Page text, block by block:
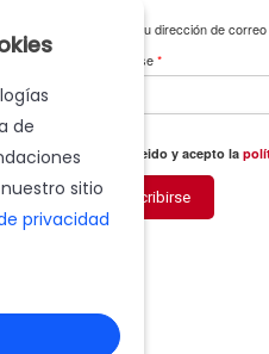
Ingrese su dirección de
suscribirse*
He leido y acepto la
Suscribirse
de
sitio
privacidad